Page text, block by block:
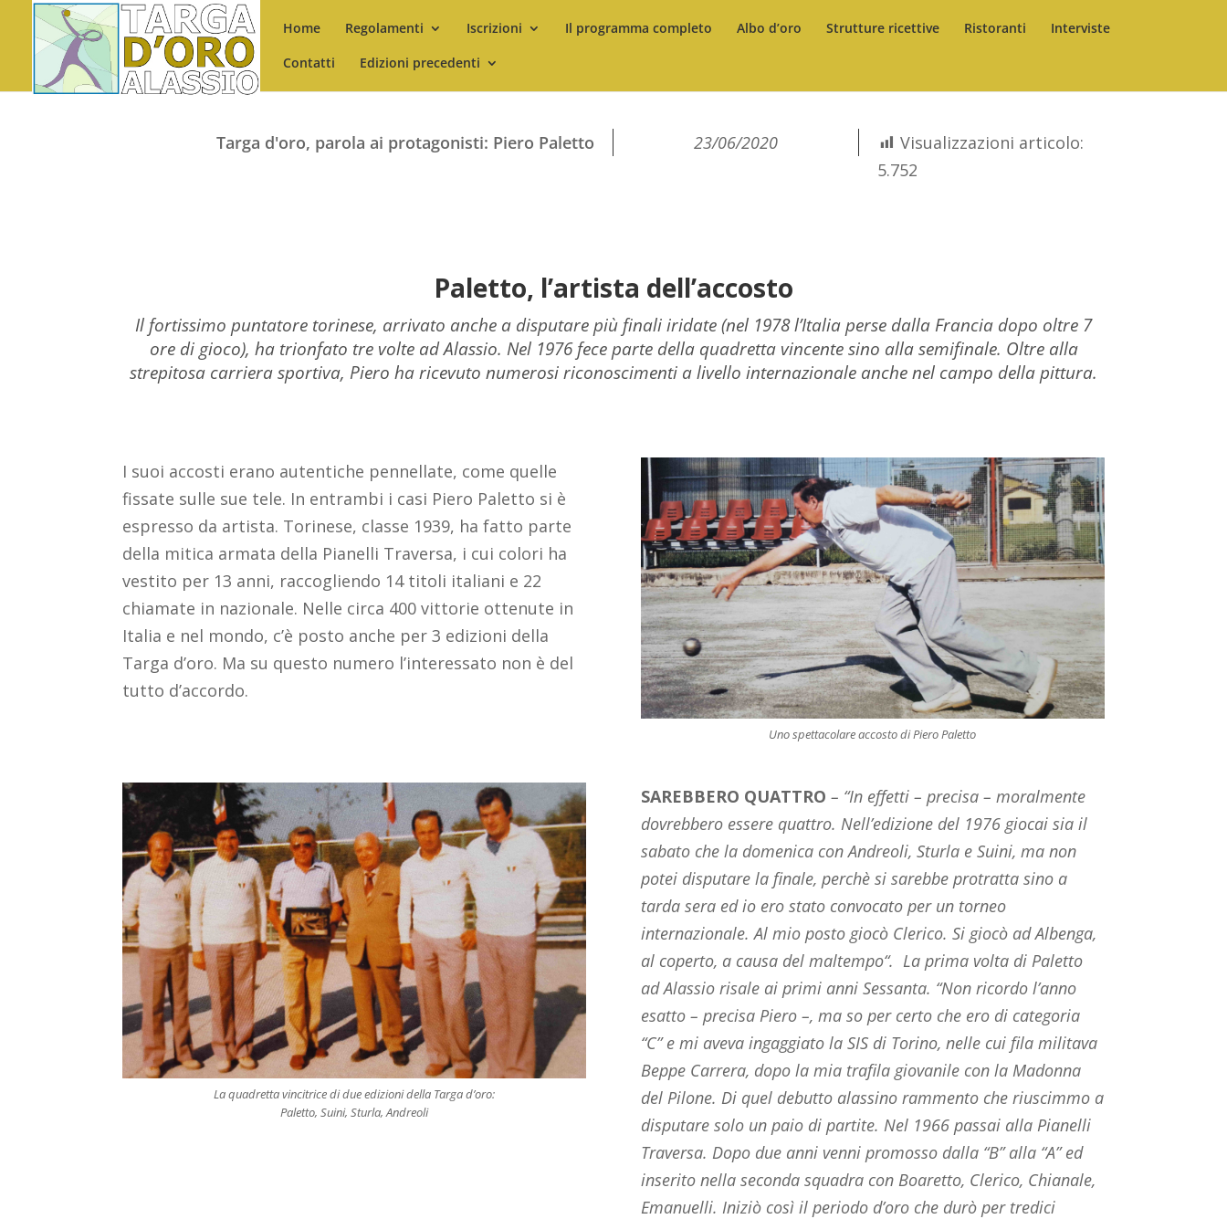
Home Regolamenti Iscrizioni Il programma completo Albo d’oro Strutture ricettive Ristoranti
Interviste
Contatti
Edizioni precedenti
Targa d'oro, parola ai protagonisti: Piero Paletto 23/06/2020
Visualizzazioni articolo:
5.752
Paletto, l’artista dell’accosto
Il fortissimo puntatore torinese, arrivato anche a disputare più finali iridate (nel 1978 l’Italia perse dalla Francia dopo oltre 7
ore di gioco), ha trionfato tre volte ad Alassio. Nel 1976 fece parte della quadretta vincente sino alla semifinale. Oltre alla
strepitosa carriera sportiva, Piero ha ricevuto numerosi riconoscimenti a livello internazionale anche nel campo della pittura.
I suoi accosti erano autentiche pennellate, come quelle
fissate sulle sue tele. In entrambi i casi Piero Paletto si è
espresso da artista. Torinese, classe 1939, ha fatto parte
della mitica armata della Pianelli Traversa, i cui colori ha
vestito per 13 anni, raccogliendo 14 titoli italiani e 22
chiamate in nazionale. Nelle circa 400 vittorie ottenute in
Italia e nel mondo, c’è posto anche per 3 edizioni della
Targa d’oro. Ma su questo numero l’interessato non è del
tutto d’accordo.
Uno spettacolare accosto di Piero Paletto
La quadretta vincitrice di due edizioni della Targa d’oro:
Paletto, Suini, Sturla, Andreoli
SAREBBERO QUATTRO – “In effetti – precisa – moralmente
dovrebbero essere quattro. Nell’edizione del 1976 giocai sia il
sabato che la domenica con Andreoli, Sturla e Suini, ma non
potei disputare la finale, perchè si sarebbe protratta sino a
tarda sera ed io ero stato convocato per un torneo
internazionale. Al mio posto giocò Clerico. Si giocò ad Albenga,
al coperto, a causa del maltempo“. La prima volta di Paletto
ad Alassio risale ai primi anni Sessanta. “Non ricordo l’anno
esatto – precisa Piero –, ma so per certo che ero di categoria
“C” e mi aveva ingaggiato la SIS di Torino, nelle cui fila militava
Beppe Carrera, dopo la mia trafila giovanile con la Madonna
del Pilone. Di quel debutto alassino rammento che riuscimmo a
disputare solo un paio di partite. Nel 1966 passai alla Pianelli
Traversa. Dopo due anni venni promosso dalla “B” alla “A” ed
inserito nella seconda squadra con Boaretto, Clerico, Chianale,
Emanuelli. Iniziò così il periodo d’oro che durò per tredici